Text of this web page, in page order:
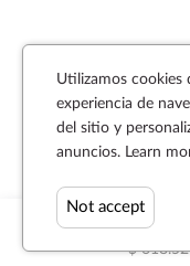
$
$ 618.52
Utilizamos cookies
experiencia de
del sitio y
anuncios. Learn
Not accept